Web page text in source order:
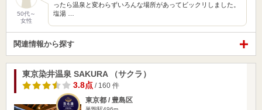
50代～
女性
ったら温泉と変わらずいろんな場所があってビックリしました。
塩湯 …
関連情報から探す
東京染井温泉 SAKURA （サクラ）
3.8点 / 160 件
東京都 / 豊島区